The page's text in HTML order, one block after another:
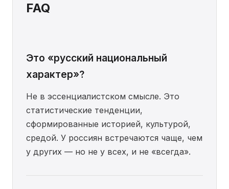
FAQ
Это «русский национальный
характер»?
Не в эссенциалистском смысле. Это
статистические тенденции,
сформированные историей, культурой,
средой. У россиян встречаются чаще, чем
у других — но не у всех, и не «всегда».